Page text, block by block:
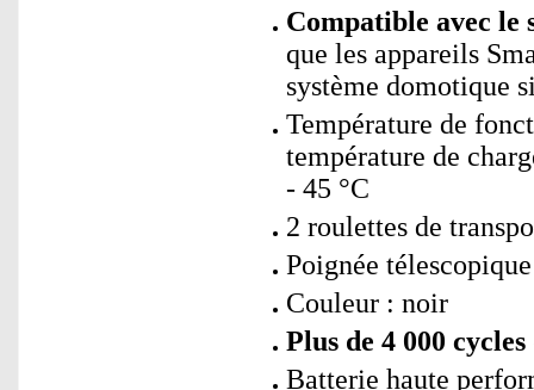
Compatible avec le
que les appareils
système domotique
Température de
température de
- 45 °C
2 roulettes de
Poignée
Couleur : noir
Plus de 4 000
Batterie haute